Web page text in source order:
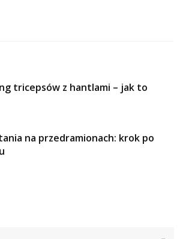
tricepsów z hantlami – jak to
na przedramionach: krok po